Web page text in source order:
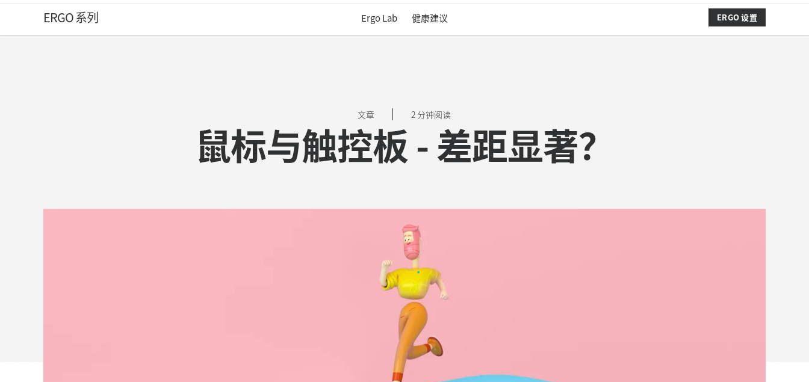
鼠ERGO 系列 Ergo Lab 健康建议 ERGO 设置
文章 2 分钟阅读
鼠标与触控板 - 差距显著？